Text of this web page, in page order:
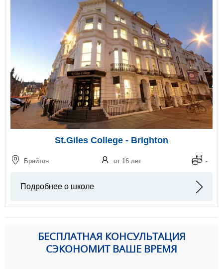
St.Giles College - Brighton
Брайтон от 16 лет -
Подробнее о школе
БЕСПЛАТНАЯ КОНСУЛЬТАЦИЯ
СЭКОНОМИТ ВАШЕ ВРЕМЯ